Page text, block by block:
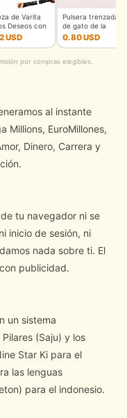
de Varita
Deseos con
Varita de los
USD
Pulsera trenzada
de gato de la
suerte de
cerámica para
0.80 USD
por compras elegibles.
al instante
Millions, EuroMillones,
Dinero, Carrera y
tu navegador ni se
inicio de sesión, ni
nada sobre ti. El
publicidad.
un sistema
(Saju) y los
Star Ki para el
las lenguas
para el indonesio.